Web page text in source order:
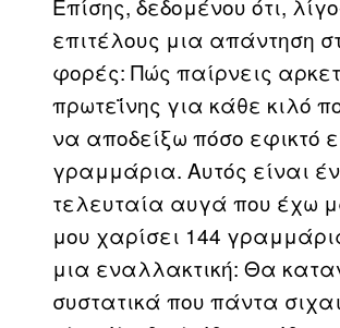
Επίσης, δεδομένου ότι,
επιτέλους μια απάντηση
φορές: Πώς παίρνεις
πρωτεΐνης για κάθε κιλό
να αποδείξω πόσο εφικτό
γραμμάρια. Αυτός είναι
τελευταία αυγά που έχω
μου χαρίσει 144
μια εναλλακτική: Θα
συστατικά που πάντα